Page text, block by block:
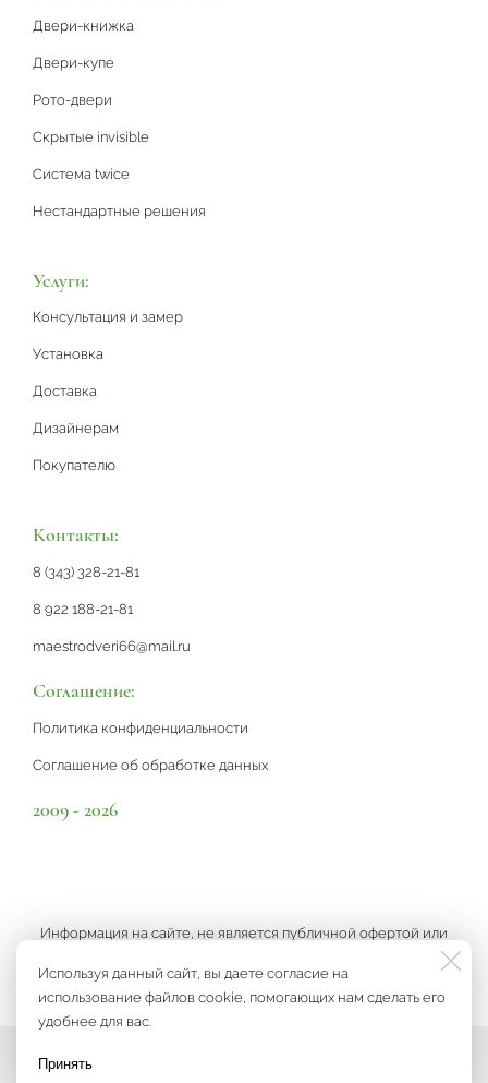
Используя данный сайт, вы даете согласие на
использование файлов cookie, помогающих нам сделать его
удобнее для вас.
Принять
Двери-книжка
Двери-купе
Рото-двери
Скрытые invisible
Система twice
Нестандартные решения
Услуги:
Консультация и замер
Установка
Доставка
Дизайнерам
Покупателю
Контакты:
8 (343) 328-21-81
8 922 188-21-81
maestrodveri66@mail.ru
Соглашение:
Политика конфиденциальности
Соглашение об обработке данных
2009 - 2026
Информация на сайте, не является публичной офертой или
рекламой, а носит информационный характер и может быть
изменена по усмотрению компании.